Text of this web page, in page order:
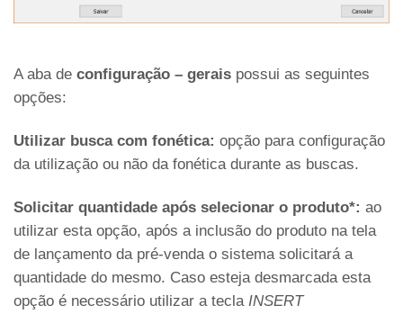
A aba de configuração – gerais possui as seguintes
opções:
Utilizar busca com fonética: opção para configuração
da utilização ou não da fonética durante as buscas.
Solicitar quantidade após selecionar o produto*: ao
utilizar esta opção, após a inclusão do produto na tela
de lançamento da pré-venda o sistema solicitará a
quantidade do mesmo. Caso esteja desmarcada esta
opção é necessário utilizar a tecla INSERT